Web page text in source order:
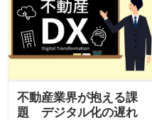
不動産業界が抱える課
題 デジタル化の遅れ